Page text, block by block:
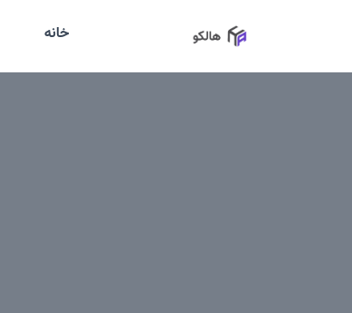
خانه